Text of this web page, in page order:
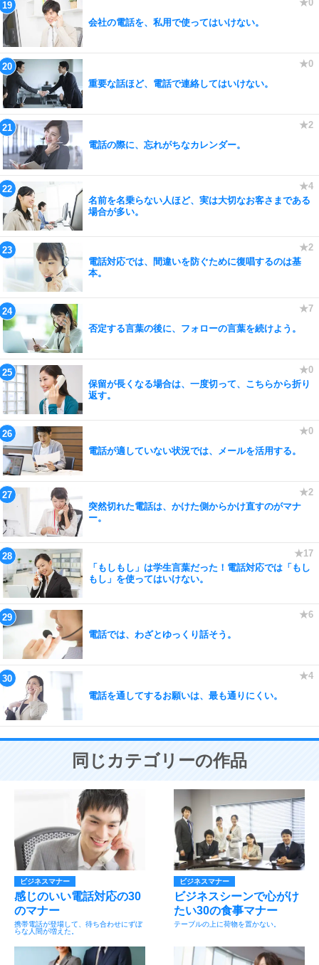
会社の電話を、私用で使ってはいけない。
重要な話ほど、電話で連絡してはいけない。
電話の際に、忘れがちなカレンダー。
名前を名乗らない人ほど、実は大切なお客さまである
場合が多い。
電話対応では、間違いを防ぐために復唱するのは基
本。
否定する言葉の後に、フォローの言葉を続けよう。
保留が長くなる場合は、一度切って、こちらから折り
返す。
電話が適していない状況では、メールを活用する。
突然切れた電話は、かけた側からかけ直すのがマナ
ー。
「もしもし」は学生言葉だった！電話対応では「もし
もし」を使ってはいけない。
電話では、わざとゆっくり話そう。
電話を通してするお願いは、最も通りにくい。
同じカテゴリーの作品
ビジネスマナー
感じのいい電話対応の30
のマナー
携帯電話が登場して、待ち合わせにずぼ
らな人間が増えた。
ビジネスマナー
ビジネスシーンで心がけ
たい30の食事マナー
テーブルの上に荷物を置かない。